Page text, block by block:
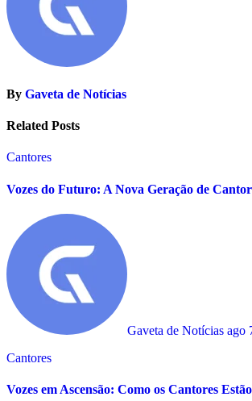
By Gaveta de Notícias
Related Posts
Cantores
Vozes do Futuro: A Nova Geração de
Gaveta de Notícias ago
Cantores
Vozes em Ascensão: Como os Cantores